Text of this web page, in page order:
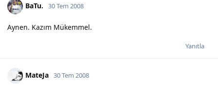
BaTu. 30 Tem 2008
Aynen. Kazım Mükemmel.
Yanıtla
MateJa 30 Tem 2008